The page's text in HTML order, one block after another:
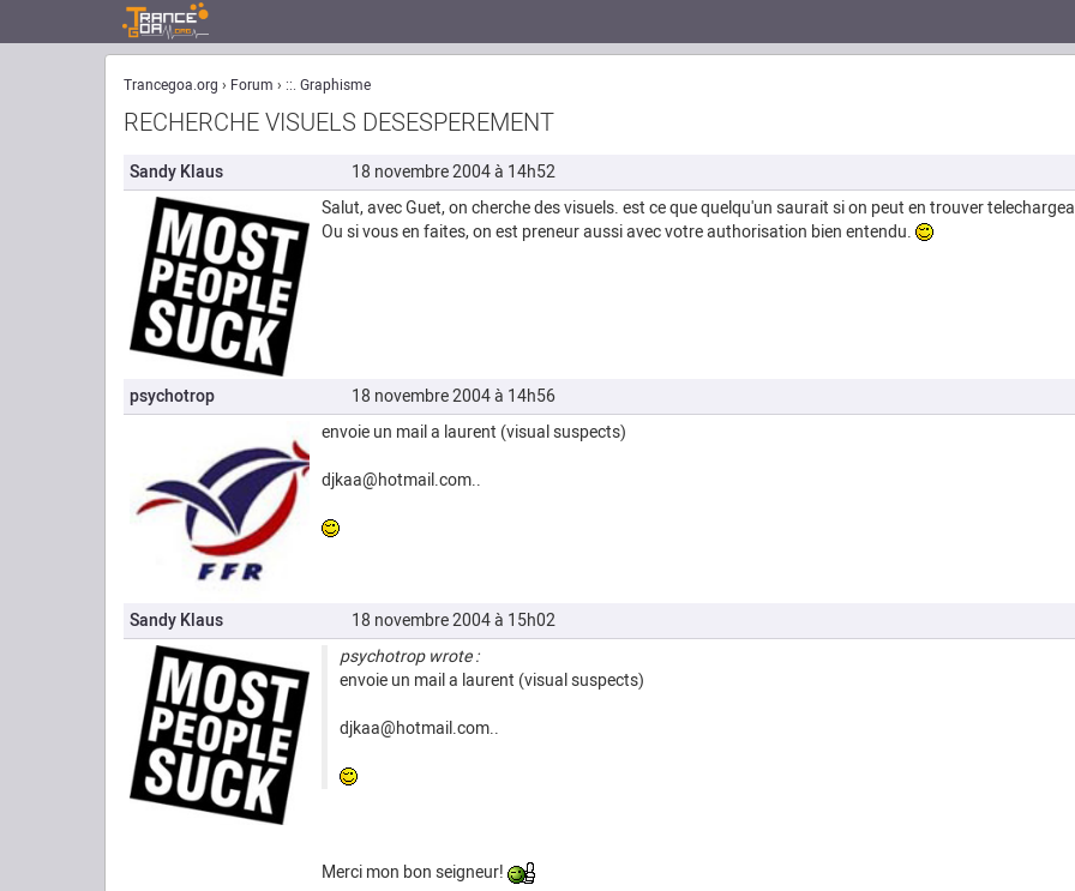
Trancegoa.org Forum ::. Graphisme
RECHERCHE VISUELS DESESPEREMENT
Sandy Klaus
18 novembre 2004 à 14h52
Salut, avec Guet, on cherche des visuels. est ce que quelqu'un saurait si on peut en trouver
Ou si vous en faites, on est preneur aussi avec votre authorisation bien entendu.
psychotrop
18 novembre 2004 à 14h56
envoie un mail a laurent (visual suspects)
djkaa@hotmail.com..
Sandy Klaus
18 novembre 2004 à 15h02
psychotrop wrote :
envoie un mail a laurent (visual suspects)
djkaa@hotmail.com..
Merci mon bon seigneur!